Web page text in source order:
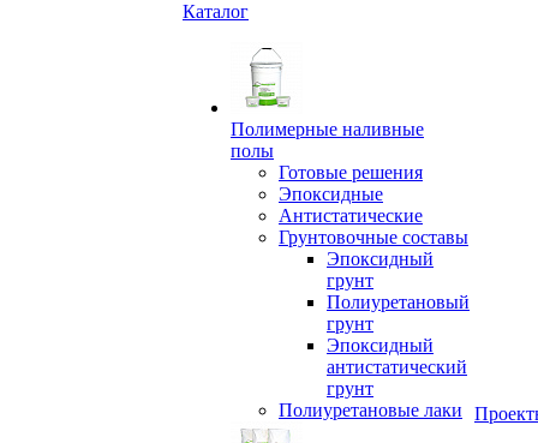
Каталог
Полимерные наливные
полы
Готовые решения
Эпоксидные
Антистатические
Грунтовочные составы
Эпоксидный
грунт
Полиуретановый
грунт
Эпоксидный
антистатический
грунт
Полиуретановые лаки